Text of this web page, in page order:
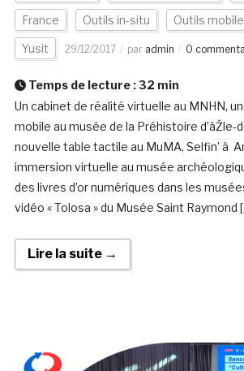
France Outils in-situ Outils
Yusit 29/12/2017 par admin 0
Temps de lecture : 32 min
Un cabinet de réalité virtuelle au MNHN,
mobile au musée de la Préhistoire d’àŽle-
nouvelle table tactile au MuMA, Selfin’ à
immersion virtuelle au musée
des livres d’or numériques dans les
vidéo « Tolosa » du Musée Saint Raymond
Lire la suite →